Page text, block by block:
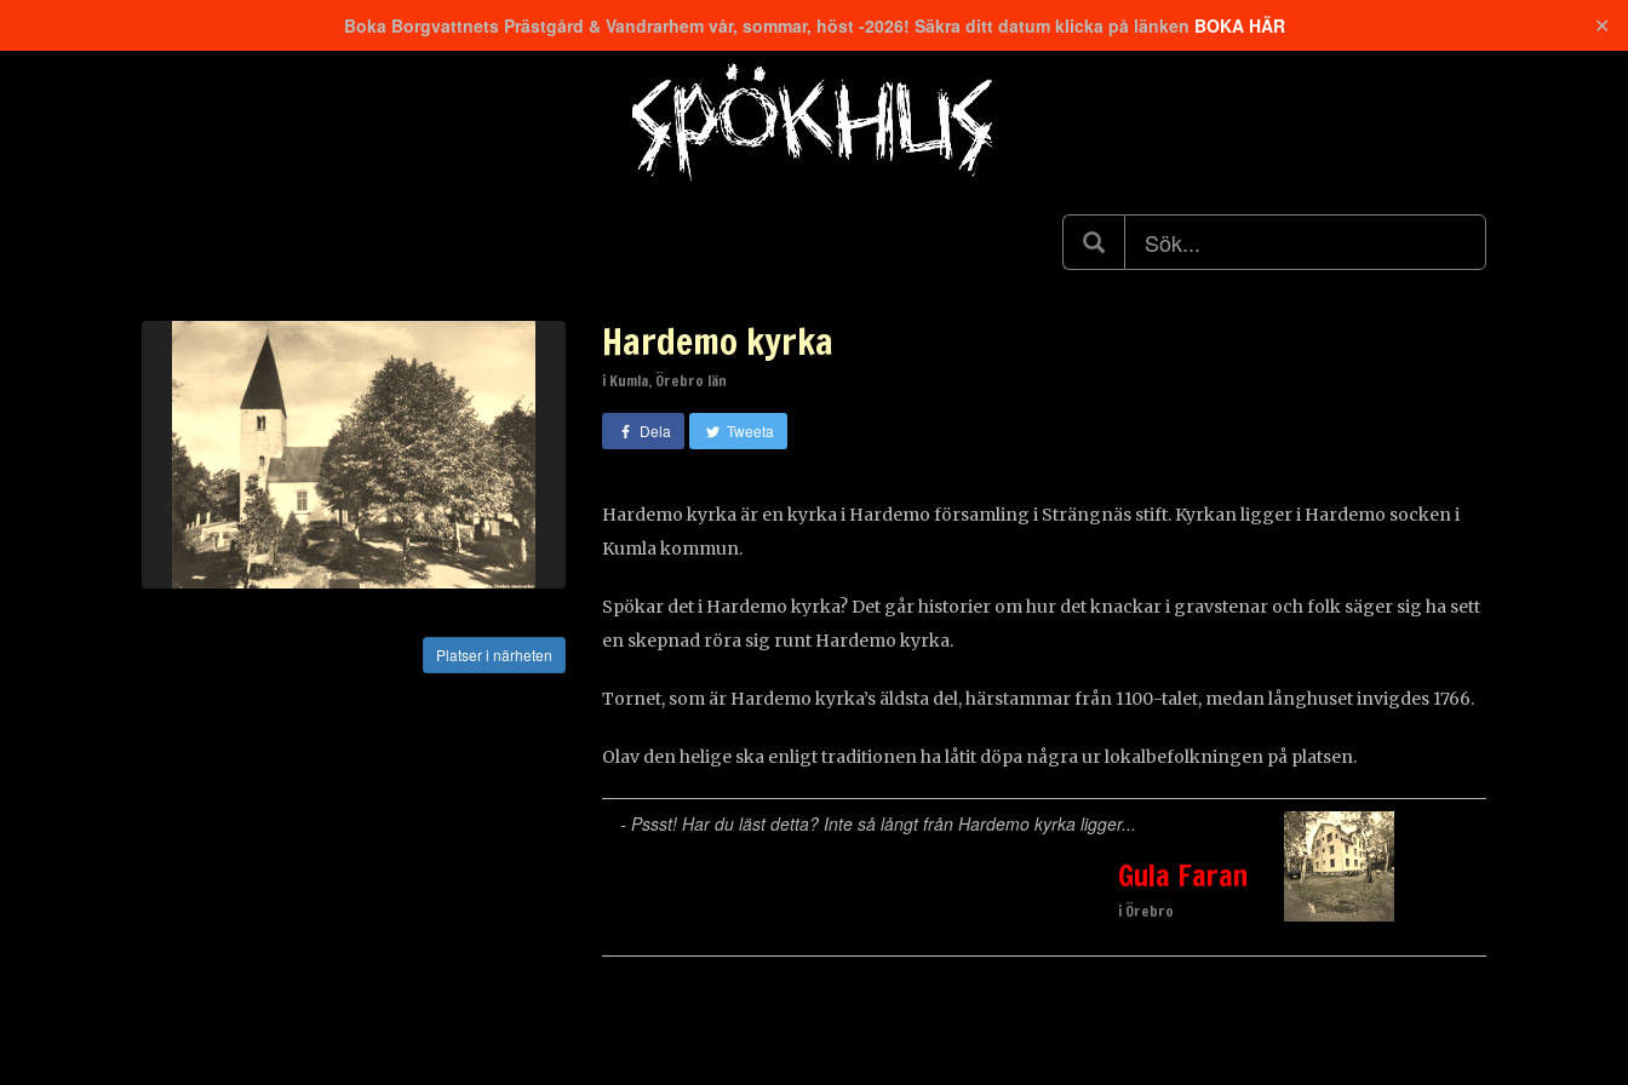
Boka Borgvattnets Prästgård & Vandrarhem vår, sommar, höst -2026! Säkra ditt datum klicka på länken BOKA HÄR ✕
Hardemo kyrka
i Kumla, Örebro län
Dela Tweeta
Platser i närheten
Hardemo kyrka är en kyrka i Hardemo församling i Strängnäs stift. Kyrkan ligger i Hardemo socken i
Kumla kommun.
Spökar det i Hardemo kyrka? Det går historier om hur det knackar i gravstenar och folk säger sig ha sett
en skepnad röra sig runt Hardemo kyrka.
Tornet, som är Hardemo kyrka’s äldsta del, härstammar från 1100-talet, medan långhuset invigdes 1766.
Olav den helige ska enligt traditionen ha låtit döpa några ur lokalbefolkningen på platsen.
- Pssst! Har du läst detta? Inte så långt från Hardemo kyrka ligger...
Gula Faran
i Örebro